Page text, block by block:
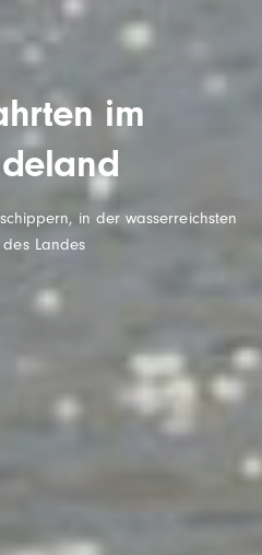
im
in der wasserreichsten
des Landes